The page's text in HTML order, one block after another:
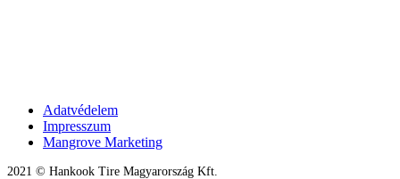
Adatvédelem
Impresszum
Mangrove Marketing
2021 © Hankook Tire Magyarország Kft.